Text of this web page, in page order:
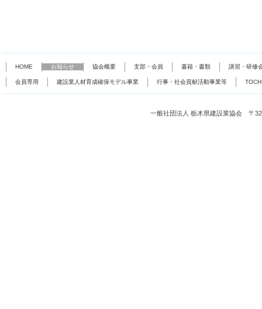
HOME お知らせ 協会概要 支部・会員 書籍・書類 講習・研修
会員専用 建設業人材育成確保モデル事業 行事・社会貢献活動事業等
一般社団法人 栃木県建設業協会 〒